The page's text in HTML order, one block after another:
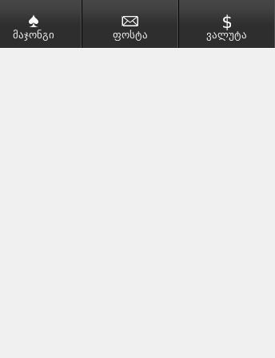
მაჯონგი ფოსტა ვალუტა